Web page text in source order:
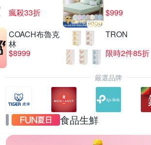
瘋殺33折
$999
COACH布魯克
林
$8999
TRON
限時2件85折
嚴選品牌
食品生鮮